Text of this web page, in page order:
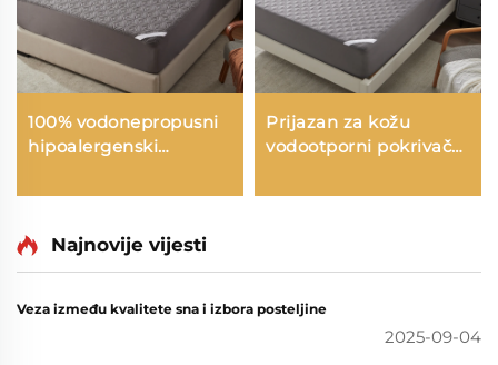
100% vodonepropusni
hipoalergenski
dubokim džepovima 6-
za madrac za hotel i
kuću (siva)
Prijazan za kožu
vodootporni pokrivač
meki punjeni pokrivač
pokrivač za madrac
Najnovije vijesti
Veza između kvalitete sna i izbora posteljine
2025-09-04